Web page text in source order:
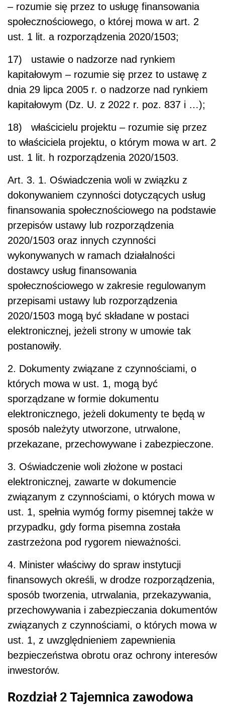
– rozumie się przez to usługę finansowania
społecznościowego, o której mowa w art. 2
ust. 1 lit. a rozporządzenia 2020/1503;
17) ustawie o nadzorze nad rynkiem
kapitałowym – rozumie się przez to ustawę z
dnia 29 lipca 2005 r. o nadzorze nad rynkiem
kapitałowym (Dz. U. z 2022 r. poz. 837 i …);
18) właścicielu projektu – rozumie się przez
to właściciela projektu, o którym mowa w art. 2
ust. 1 lit. h rozporządzenia 2020/1503.
Art. 3. 1. Oświadczenia woli w związku z
dokonywaniem czynności dotyczących usług
finansowania społecznościowego na podstawie
przepisów ustawy lub rozporządzenia
2020/1503 oraz innych czynności
wykonywanych w ramach działalności
dostawcy usług finansowania
społecznościowego w zakresie regulowanym
przepisami ustawy lub rozporządzenia
2020/1503 mogą być składane w postaci
elektronicznej, jeżeli strony w umowie tak
postanowiły.
2. Dokumenty związane z czynnościami, o
których mowa w ust. 1, mogą być
sporządzane w formie dokumentu
elektronicznego, jeżeli dokumenty te będą w
sposób należyty utworzone, utrwalone,
przekazane, przechowywane i zabezpieczone.
3. Oświadczenie woli złożone w postaci
elektronicznej, zawarte w dokumencie
związanym z czynnościami, o których mowa w
ust. 1, spełnia wymóg formy pisemnej także w
przypadku, gdy forma pisemna została
zastrzeżona pod rygorem nieważności.
4. Minister właściwy do spraw instytucji
finansowych określi, w drodze rozporządzenia,
sposób tworzenia, utrwalania, przekazywania,
przechowywania i zabezpieczania dokumentów
związanych z czynnościami, o których mowa w
ust. 1, z uwzględnieniem zapewnienia
bezpieczeństwa obrotu oraz ochrony interesów
inwestorów.
Rozdział 2 Tajemnica zawodowa